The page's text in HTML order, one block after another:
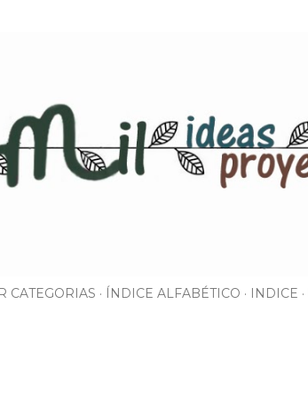
CATEGORIAS ÍNDICE ALFABÉTICO INDICE